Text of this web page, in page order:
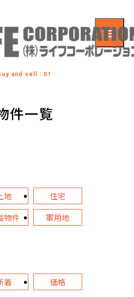
and sell : 01
件一覧
地
住宅
物件
軍用地
着
価格